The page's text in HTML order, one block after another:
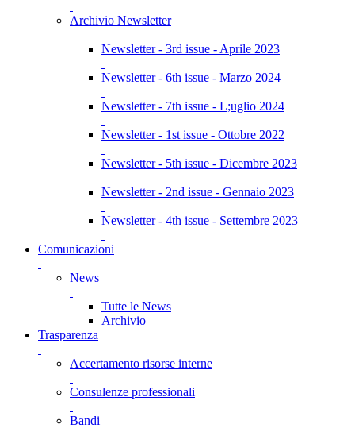
Archivio Newsletter
Newsletter - 3rd issue - Aprile 2023
Newsletter - 6th issue - Marzo 2024
Newsletter - 7th issue - L;uglio 2024
Newsletter - 1st issue - Ottobre 2022
Newsletter - 5th issue - Dicembre 2023
Newsletter - 2nd issue - Gennaio 2023
Newsletter - 4th issue - Settembre 2023
Comunicazioni
News
Tutte le News
Archivio
Trasparenza
Accertamento risorse interne
Consulenze professionali
Bandi